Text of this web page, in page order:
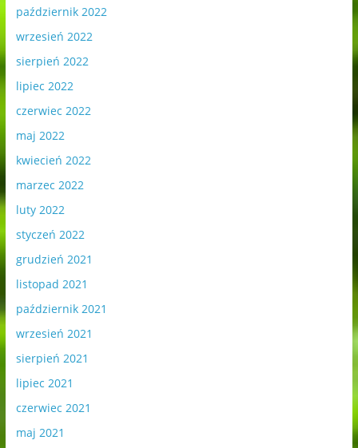
październik 2022
wrzesień 2022
sierpień 2022
lipiec 2022
czerwiec 2022
maj 2022
kwiecień 2022
marzec 2022
luty 2022
styczeń 2022
grudzień 2021
listopad 2021
październik 2021
wrzesień 2021
sierpień 2021
lipiec 2021
czerwiec 2021
maj 2021